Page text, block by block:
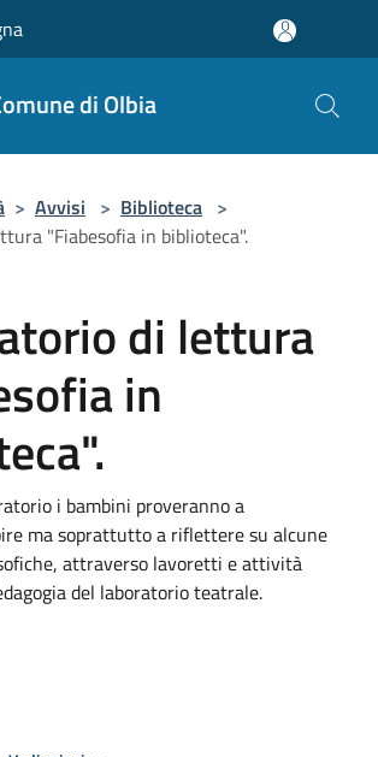
di Olbia
> Avvisi > Biblioteca >
"Fiabesofia in biblioteca".
di lettura
in
i bambini proveranno a
ma soprattutto a riflettere su alcune
attraverso lavoretti e attività
del laboratorio teatrale.